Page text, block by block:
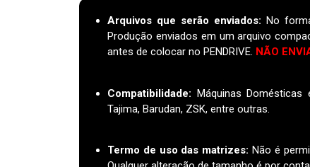
Arquivos que serão enviados: No
Produção enviados em um arquivo
antes de colocar no PENDRIVE. NÃO
Compatibilidade: Máquinas Domésticas
Tajima, Barudan, ZSK, entre outras.
Termo de uso das matrizes: Não é